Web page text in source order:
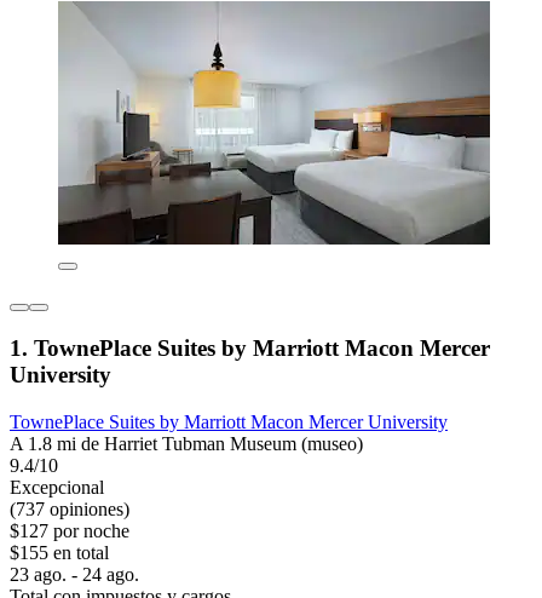
1. TownePlace Suites by Marriott Macon Mercer
University
TownePlace Suites by Marriott Macon Mercer University
A 1.8 mi de Harriet Tubman Museum (museo)
9.4/10
Excepcional
(737 opiniones)
$127 por noche
$155 en total
23 ago. - 24 ago.